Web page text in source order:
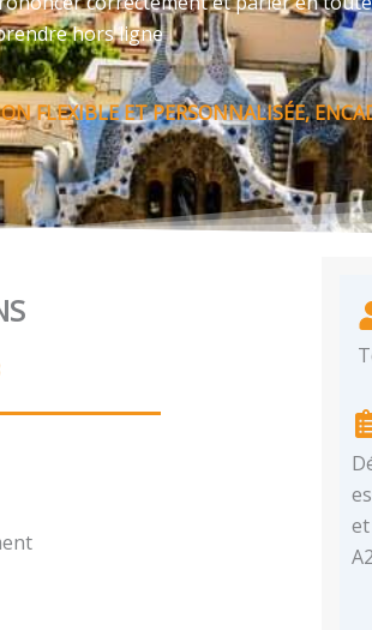
hors ligne
FLEXIBLE ET PERSONNALISÉE,